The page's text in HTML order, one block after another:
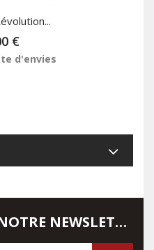
€
d'envies
INSCRIVEZ-VOUS À NOTRE NEWSLETTER